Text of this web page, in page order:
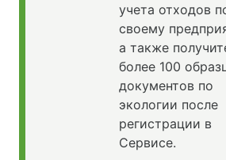
учета отходов
своему
а также
более 100
документов по
экологии после
регистрации в
Сервисе.